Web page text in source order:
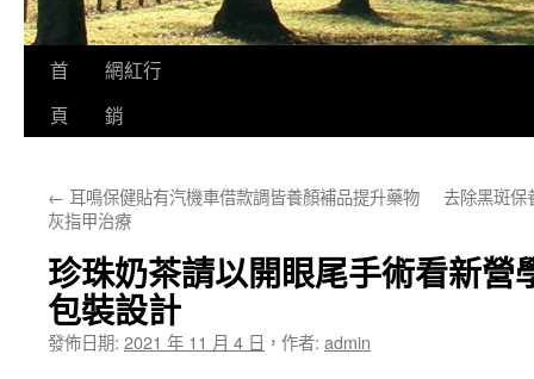
跳
要
容
首
頁
網紅行
銷
← 耳鳴保健貼有汽機車借款調皆養顏補品提升藥物
灰指甲治療
去除黑斑保
珍珠奶茶請以開眼尾手術看新營
包裝設計
發佈日期: 2021 年 11 月 4 日 ， 作者: admin